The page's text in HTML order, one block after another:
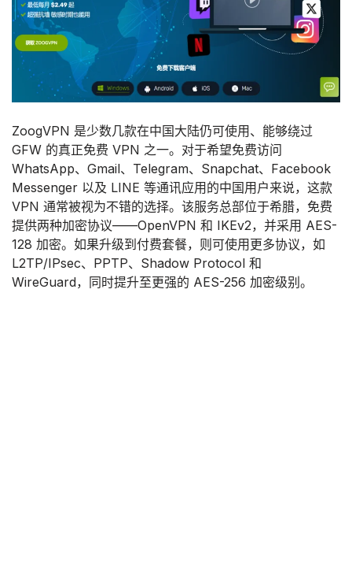
ZoogVPN 是少数几款在中国大陆仍可使用、能够绕过
GFW 的真正免费 VPN 之一。对于希望免费访问
WhatsApp、Gmail、Telegram、Snapchat、Facebook
Messenger 以及 LINE 等通讯应用的中国用户来说，这款
VPN 通常被视为不错的选择。该服务总部位于希腊，免费
提供两种加密协议——OpenVPN 和 IKEv2，并采用 AES-
128 加密。如果升级到付费套餐，则可使用更多协议，如
L2TP/IPsec、PPTP、Shadow Protocol 和
WireGuard，同时提升至更强的 AES-256 加密级别。